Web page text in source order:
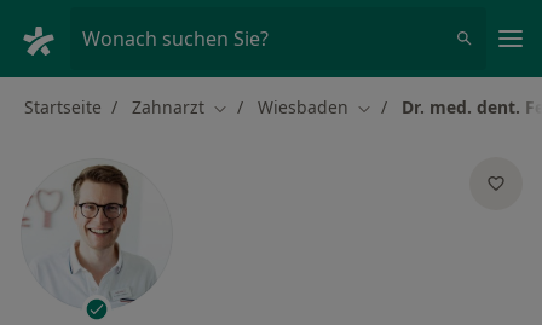
Wonach suchen Sie?
Startseite Zahnarzt Stadt ändern
Wiesbaden Stadt ändern
Dr. med. dent.